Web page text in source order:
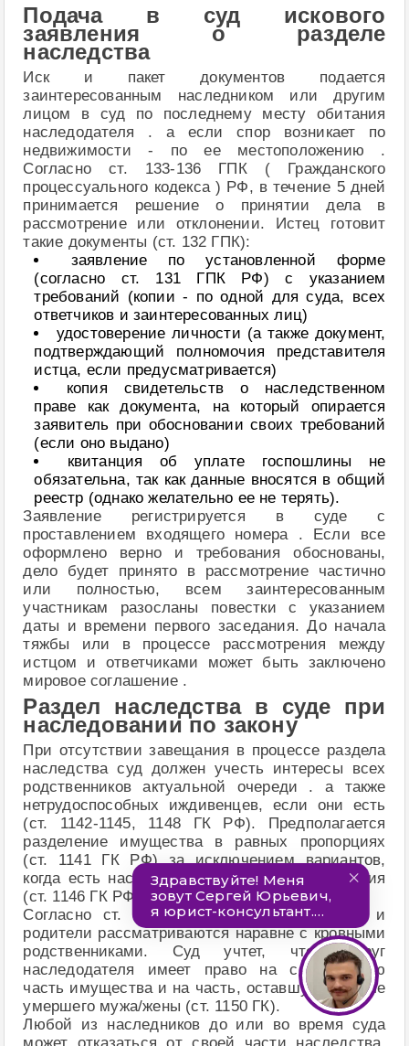
Подача в суд искового
заявления о разделе
наследства
Иск и пакет документов подается
заинтересованным наследником или другим
лицом в суд по последнему месту обитания
наследодателя . а если спор возникает по
недвижимости - по ее местоположению .
Согласно ст. 133-136 ГПК ( Гражданского
процессуального кодекса ) РФ, в течение 5 дней
принимается решение о принятии дела в
рассмотрение или отклонении. Истец готовит
такие документы (ст. 132 ГПК):
заявление по установленной форме
(согласно ст. 131 ГПК РФ) с указанием
требований (копии - по одной для суда, всех
ответчиков и заинтересованных лиц)
удостоверение личности (а также документ,
подтверждающий полномочия представителя
истца, если предусматривается)
копия свидетельств о наследственном
праве как документа, на который опирается
заявитель при обосновании своих требований
(если оно выдано)
квитанция об уплате госпошлины не
обязательна, так как данные вносятся в общий
реестр (однако желательно ее не терять).
Заявление регистрируется в суде с
проставлением входящего номера . Если все
оформлено верно и требования обоснованы,
дело будет принято в рассмотрение частично
или полностью, всем заинтересованным
участникам разосланы повестки с указанием
даты и времени первого заседания. До начала
тяжбы или в процессе рассмотрения между
истцом и ответчиками может быть заключено
мировое соглашение .
Раздел наследства в суде при
наследовании по закону
При отсутствии завещания в процессе раздела
наследства суд должен учесть интересы всех
родственников актуальной очереди . а также
нетрудоспособных иждивенцев, если они есть
(ст. 1142-1145, 1148 ГК РФ). Предполагается
разделение имущества в равных пропорциях
(ст. 1141 ГК РФ) за исключением вариантов,
когда есть наследники по праву представления
(ст. 1146 ГК РФ).
Согласно ст. 1147 ГК РФ, приемные дети и
родители рассматриваются наравне с кровными
родственниками. Суд учтет, что супруг
наследодателя имеет право на собственную
часть имущества и на часть, оставшуюся после
умершего мужа/жены (ст. 1150 ГК).
Любой из наследников до или во время суда